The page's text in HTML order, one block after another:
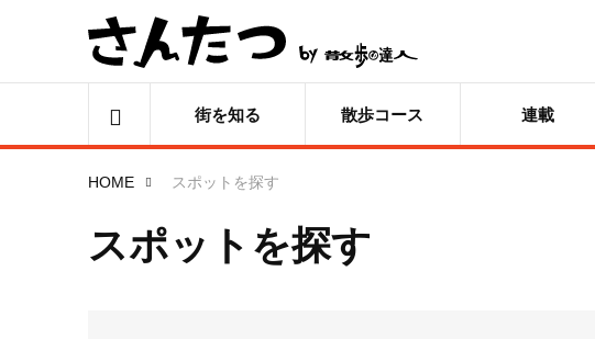
街を知る 散歩コース 連載
HOME スポットを探す
スポットを探す